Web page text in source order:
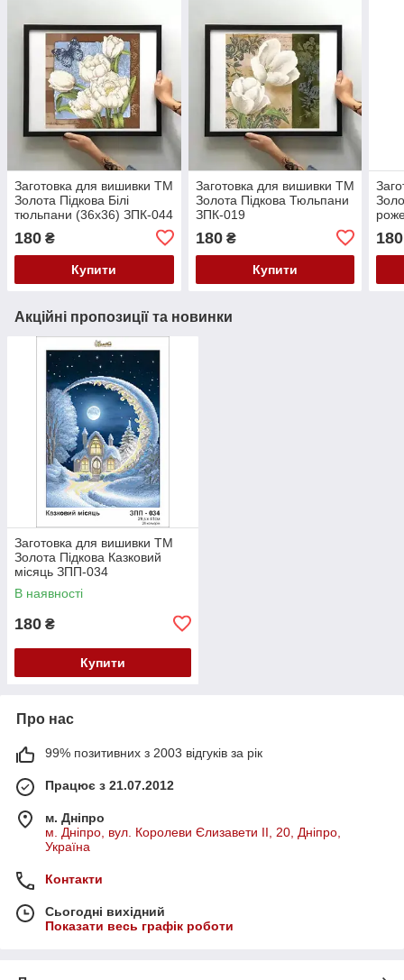
Заготовка для вишивки ТМ
Золота Підкова Білі
тюльпани (36х36) ЗПК-044
180 ₴
Купити
Заготовка для вишивки ТМ
Золота Підкова Тюльпани
ЗПК-019
180₴
Купити
180
Акційні пропозиції та новинки
Заготовка для вишивки ТМ
Золота Підкова Казковий
місяць ЗПП-034
В наявності
180 ₴
Купити
Про нас
99% позитивних з 2003 відгуків за рік
Працює з 21.07.2012
м. Дніпро
м. Дніпро, вул. Королеви Єлизавети ІІ, 20, Дніпро,
Україна
Контакти
Сьогодні вихідний
Показати весь графік роботи